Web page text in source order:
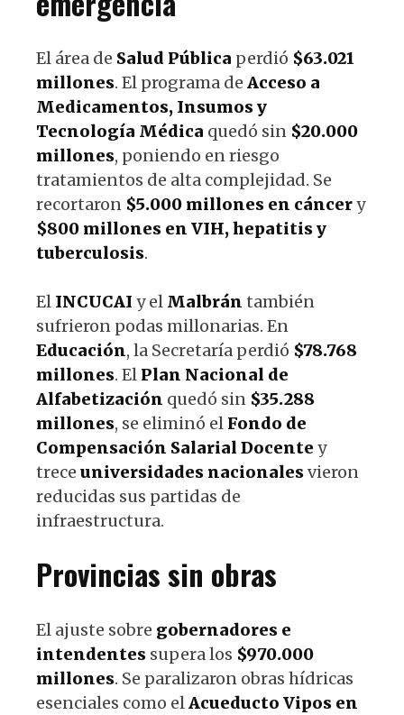
El área de Salud Pública perdió $63.021
millones. El programa de Acceso a
Medicamentos, Insumos y
Tecnología Médica quedó sin $20.000
millones, poniendo en riesgo
tratamientos de alta complejidad. Se
recortaron $5.000 millones en cáncery
$800 millones en VIH, hepatitis y
tuberculosis.
El INCUCAI y el Malbrán también
sufrieron podas millonarias. En
Educación, la Secretaría perdió $78.768
millones. El Plan Nacional de
Alfabetización quedó sin $35.288
millones, se eliminó el Fondo de
Compensación Salarial Docente y
trece universidades nacionalesvieron
reducidas sus partidas de
infraestructura.
Provincias sin obras
El ajuste sobre gobernadores e
intendentes supera los $970.000
millones. Se paralizaron obras hídricas
esenciales como elAcueducto Vipos en